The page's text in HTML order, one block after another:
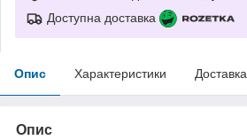
Доступна доставка
Опис Характеристики Доставка
Опис